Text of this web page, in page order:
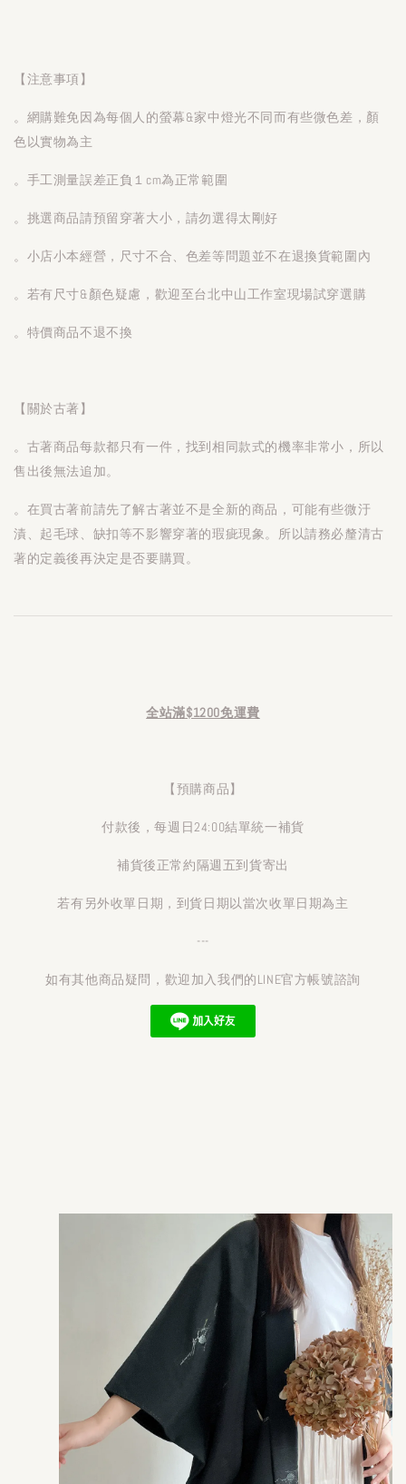
【注意事項】
。網購難免因為每個人的螢幕&家中燈光不同而有些微色差，顏
色以實物為主
。手工測量誤差正負１cm為正常範圍
。挑選商品請預留穿著大小，請勿選得太剛好
。小店小本經營，尺寸不合、色差等問題並不在退換貨範圍內
。若有尺寸&顏色疑慮，歡迎至台北中山工作室現場試穿選購
。特價商品不退不換
【關於古著】
。古著商品每款都只有一件，找到相同款式的機率非常小，所以
售出後無法追加。
。在買古著前請先了解古著並不是全新的商品，可能有些微汙
漬、起毛球、缺扣等不影響穿著的瑕疵現象。所以請務必釐清古
著的定義後再決定是否要購買。
全站滿$1200免運費
【預購商品】
付款後，每週日24:00結單統一補貨
補貨後正常約隔週五到貨寄出
若有另外收單日期，到貨日期以當次收單日期為主
---
如有其他商品疑問，歡迎加入我們的LINE官方帳號諮詢